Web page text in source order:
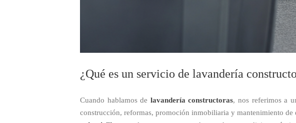
¿Qué es un servicio de lavandería
Cuando hablamos de lavandería constructoras, nos referimos a
construcción, reformas, promoción inmobiliaria y mantenimiento